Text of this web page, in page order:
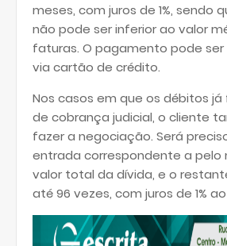
meses, com juros de 1%, sendo
não pode ser inferior ao valor
faturas. O pagamento pode
via cartão de crédito.
Nos casos em que os débitos
de cobrança judicial, o cliente
fazer a negociação. Será
entrada correspondente a pelo
valor total da dívida, e o
até 96 vezes, com juros de 1%